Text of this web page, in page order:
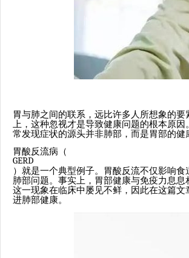
胃与肺之间的联系，远比许多人所想象的
上，这种忽视才是导致健康问题的根本原
常发现症状的源头并非肺部，而是胃部的健
胃酸反流病（
GERD
）就是一个典型例子。胃酸反流不仅影响
肺部问题。事实上，胃部健康与免疫力息
这一现象在临床中屡见不鲜，因此在这篇
进肺部健康。